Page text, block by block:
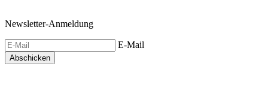
Newsletter-Anmeldung
E-Mail
Abschicken